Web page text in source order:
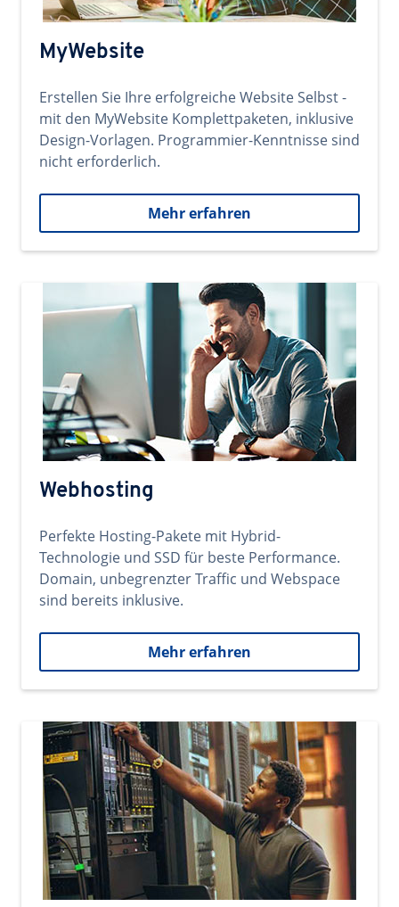
MyWebsite
Erstellen Sie Ihre erfolgreiche Website Selbst -
mit den MyWebsite Komplettpaketen, inklusive
Design-Vorlagen. Programmier-Kenntnisse sind
nicht erforderlich.
Mehr erfahren
Webhosting
Perfekte Hosting-Pakete mit Hybrid-
Technologie und SSD für beste Performance.
Domain, unbegrenzter Traffic und Webspace
sind bereits inklusive.
Mehr erfahren